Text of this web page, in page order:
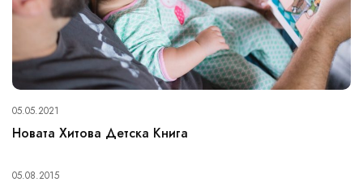
05.05.2021
Новата Хитова Детска Книга
05.08.2015